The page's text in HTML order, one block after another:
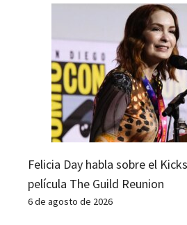
Felicia Day habla sobre el
película The Guild Reunion
6 de agosto de 2026